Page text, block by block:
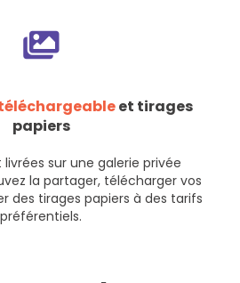
et tirages
papiers
sur une galerie privée
la partager, télécharger vos
des tirages papiers à des tarifs
préférentiels.